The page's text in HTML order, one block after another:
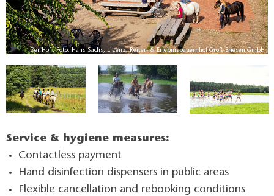
Der Hof , Foto: Hans Sachs, Lizenz: Reiter- & Erlebnisbauernhof Groß Briesen GmbH
Service & hygiene measures:
Contactless payment
Hand disinfection dispensers in public areas
Flexible cancellation and rebooking conditions